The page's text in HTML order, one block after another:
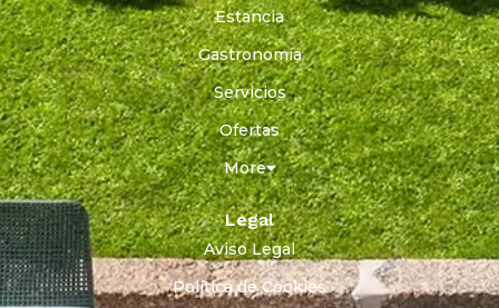
Estancia
Gastronomía
Servicios
Ofertas
More
Legal
Aviso Legal
Política de Cookies